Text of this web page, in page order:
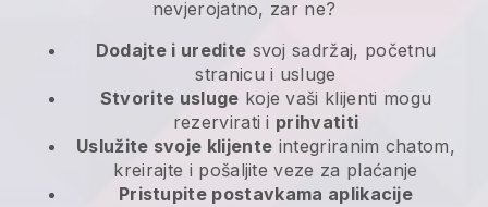
nevjerojatno, zar ne?
Dodajte i uredite svoj sadržaj, početnu
stranicu i usluge
Stvorite usluge koje vaši klijenti mogu
rezervirati i prihvatiti
Uslužite svoje klijente integriranim chatom,
kreirajte i pošaljite veze za plaćanje
Pristupite postavkama aplikacije